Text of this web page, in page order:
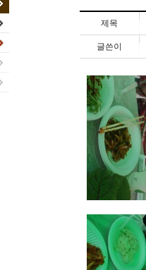
제목
글쓴이